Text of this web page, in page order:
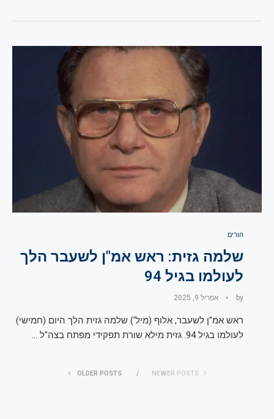
הורים
שלמה גזית: ראש אמ"ן לשעבר הלך
לעולמו בגיל 94
by אפריל 9, 2025
ראש אמ"ן לשעבר, אלוף (מיל') שלמה גזית הלך היום (חמישי)
לעולמו בגיל 94. גזית מילא שורת תפקידי מפתח בצה"ל …
NEWER POSTS
OLDER POSTS